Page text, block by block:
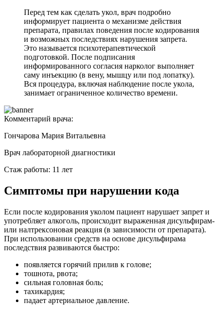
Перед тем как сделать укол, врач подробно
информирует пациента о механизме действия
препарата, правилах поведения после кодирования
и возможных последствиях нарушения запрета.
Это называется психотерапевтической
подготовкой. После подписания
информированного согласия нарколог выполняет
саму инъекцию (в вену, мышцу или под лопатку).
Вся процедура, включая наблюдение после укола,
занимает ограниченное количество времени.
Комментарий врача:
Гончарова Мария Витальевна
Врач лабораторной диагностики
Стаж работы: 11 лет
Симптомы при нарушении кода
Если после кодирования уколом пациент нарушает запрет и
употребляет алкоголь, происходит выраженная дисульфирам-
или налтрексоновая реакция (в зависимости от препарата).
При использовании средств на основе дисульфирама
последствия развиваются быстро:
появляется горячий прилив к голове;
тошнота, рвота;
сильная головная боль;
тахикардия;
падает артериальное давление.